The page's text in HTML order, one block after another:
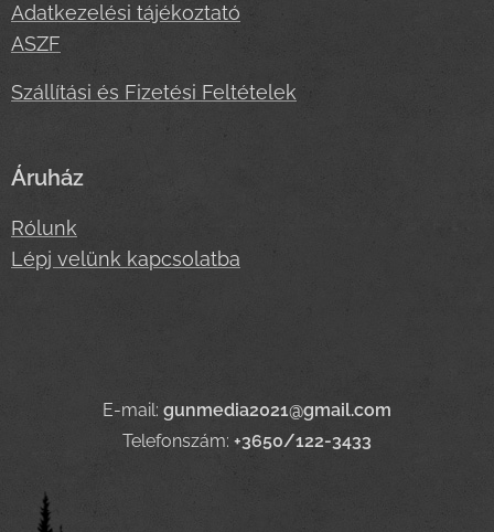
Adatkezelési tájékoztató
ASZF
Szállítási és Fizetési Feltételek
Áruház
Rólunk
Lépj velünk kapcsolatba
E-mail: gunmedia2021@gmail.com
Telefonszám: +3650/122-3433